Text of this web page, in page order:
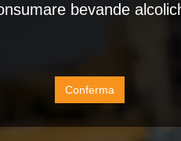
bevande
Conferma